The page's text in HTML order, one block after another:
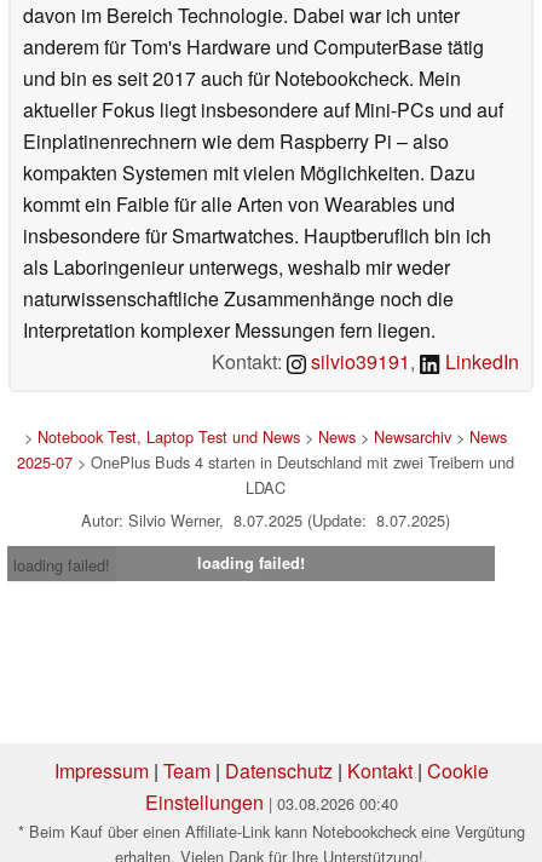
davon im Bereich Technologie. Dabei war ich unter
anderem für Tom's Hardware und ComputerBase tätig
und bin es seit 2017 auch für Notebookcheck. Mein
aktueller Fokus liegt insbesondere auf Mini-PCs und auf
Einplatinenrechnern wie dem Raspberry Pi – also
kompakten Systemen mit vielen Möglichkeiten. Dazu
kommt ein Faible für alle Arten von Wearables und
insbesondere für Smartwatches. Hauptberuflich bin ich
als Laboringenieur unterwegs, weshalb mir weder
naturwissenschaftliche Zusammenhänge noch die
Interpretation komplexer Messungen fern liegen.
Kontakt:
silvio39191, LinkedIn
> Notebook Test, Laptop Test und News> News> Newsarchiv> News
2025-07> OnePlus Buds 4 starten in Deutschland mit zwei Treibern und
LDAC
Autor: Silvio Werner, 8.07.2025 (Update: 8.07.2025)
loading failed!
loading failed!
Impressum| Team| Datenschutz| Kontakt| Cookie
Einstellungen | 03.08.2026 00:40
* Beim Kauf über einen Affiliate-Link kann Notebookcheck eine Vergütung
erhalten. Vielen Dank für Ihre Unterstützung!.